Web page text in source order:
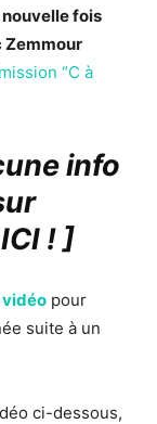
fois
Zemmour
“C à
info
!]
vidéo pour
suite à un
ci-dessous,